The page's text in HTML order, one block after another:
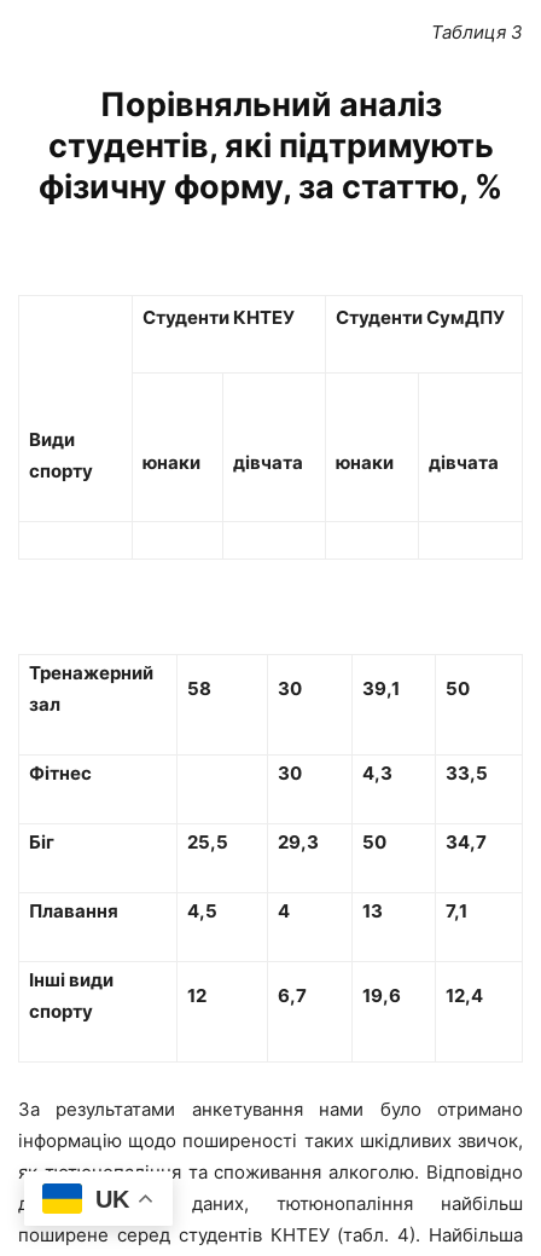
Таблиця 3
Порівняльний аналіз
студентів, які підтримують
фізичну форму, за статтю, %
Види
спорту
Студенти КНТЕУ Студенти СумДПУ
юнаки дівчата юнаки дівчата
Тренажерний
зал
58 30 39,1 50
Фітнес 30 4,3 33,5
Біг 25,5 29,3 50 34,7
Плавання 4,5 4 13 7,1
Інші види
спорту
12 6,7 19,6 12,4
За результатами анкетування нами було отримано
інформацію щодо поширеності таких шкідливих звичок,
як тютюнопаління та споживання алкоголю. Відповідно
до отриманих даних, тютюнопаління найбільш
поширене серед студентів КНТЕУ (табл. 4). Найбільша
UK